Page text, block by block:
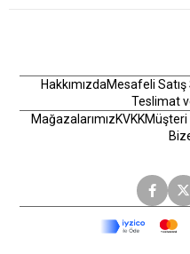
HakkımızdaMesafeli
Teslimat
MağazalarımızKVKKMüşteri